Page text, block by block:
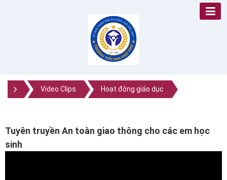
Video Clips Hoạt động giáo dục
Tuyên truyền An toàn giao thông cho các em học
sinh